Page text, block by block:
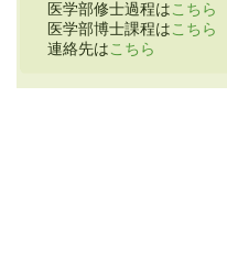
医学部修士過程は こちら
医学部博士課程は こちら
連絡先は こちら